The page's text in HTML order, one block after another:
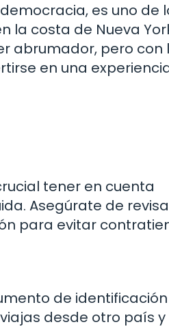
es uno de
la costa de Nueva
abrumador, pero con
en una
tener en cuenta
Asegúrate de
para evitar
de identificación
desde otro país